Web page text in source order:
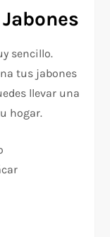
sencillo.
tus jabones
llevar una
hogar.